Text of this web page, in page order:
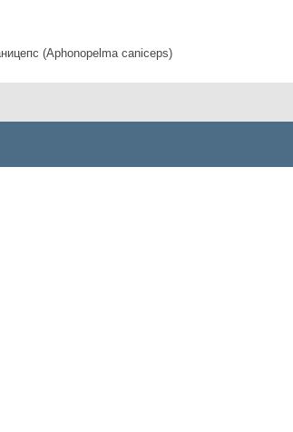
(Aphonopelma caniceps)